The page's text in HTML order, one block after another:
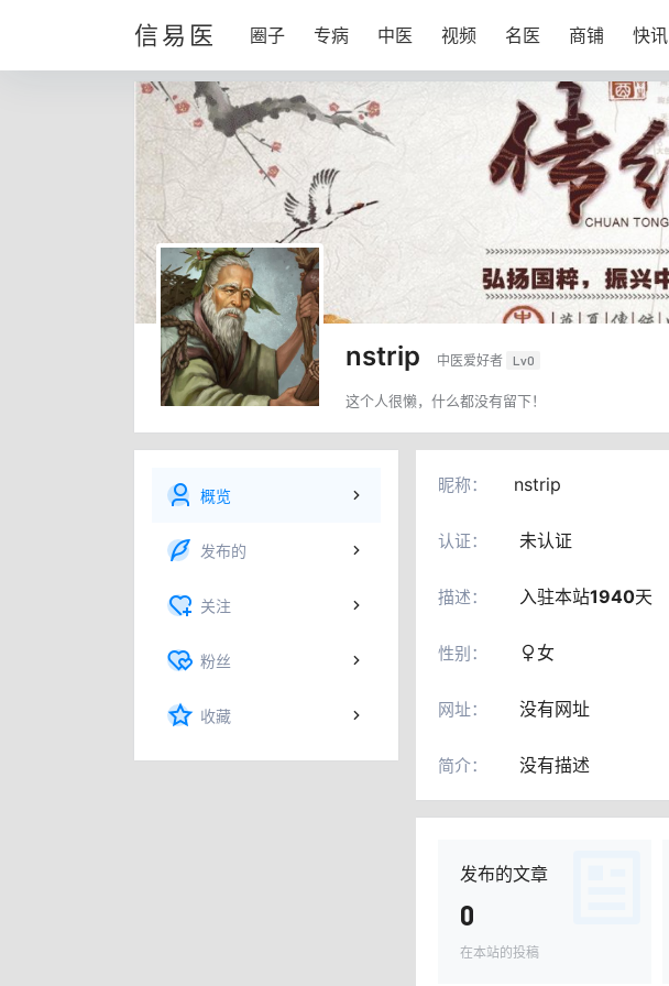
信易医 圈子 专病 中医 视频 名医 商铺 快讯
nstrip 中医爱好者 Lv0
这个人很懒，什么都没有留下！
概览
发布的
关注
粉丝
收藏
昵称： nstrip
认证： 未认证
描述： 入驻本站1940天
性别： 女
网址： 没有网址
简介： 没有描述
发布的文章
0
在本站的投稿